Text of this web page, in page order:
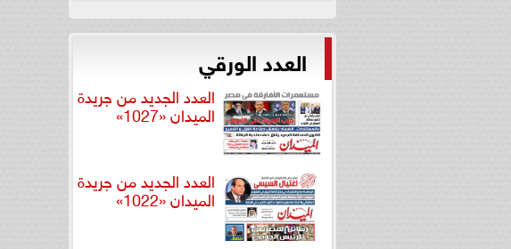
العدد الورقي
العدد الجديد من جريدة
الميدان «1027»
العدد الجديد من جريدة
الميدان «1022»